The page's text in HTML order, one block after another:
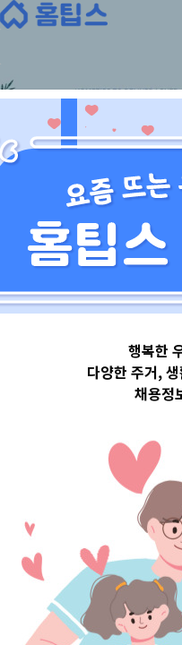
Skip
서울특별시
서울
구
소식 –
행복한
다양한 주거,
채용정